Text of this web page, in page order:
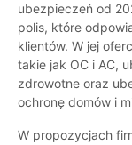
ubezpieczeń od
polis, które
klientów. W jej
takie jak OC i AC,
zdrowotne oraz
ochronę domów i
W propozycjach